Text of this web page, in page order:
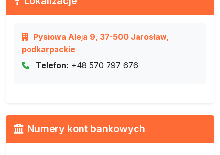
Pysiowa Aleja 9, 37-500 Jarosław,
podkarpackie
Telefon: +48 570 797 676
Numery kont bankowych